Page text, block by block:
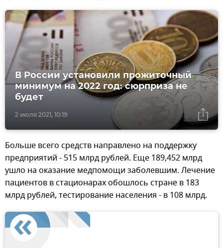
2 июля 2021, 10:19
В России установили прожиточный
минимум на 2022 год: сюрприза не
будет
Больше всего средств направлено на поддержку
предприятий - 515 млрд рублей. Еще 189,452 млрд
ушло на оказание медпомощи заболевшим. Лечение
пациентов в стационарах обошлось стране в 183
млрд рублей, тестирование населения - в 108 млрд.